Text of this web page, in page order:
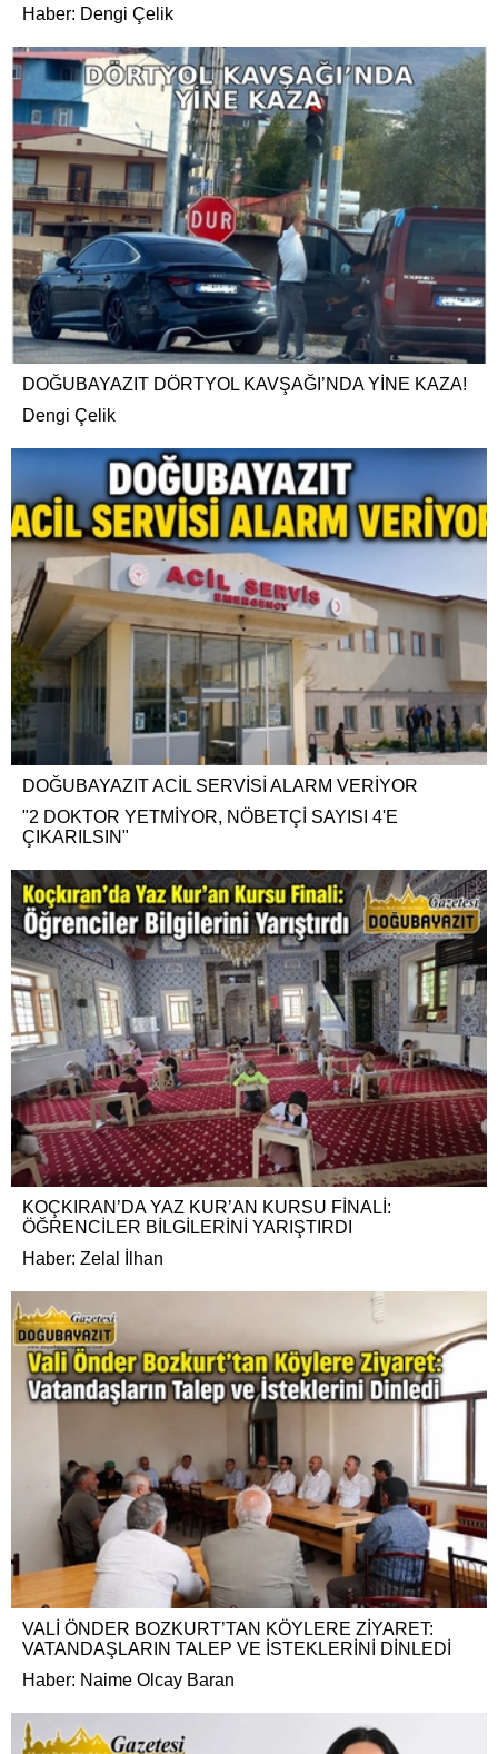
Haber: Dengi Çelik
DOĞUBAYAZIT DÖRTYOL KAVŞAĞI’NDA YİNE KAZA!
Dengi Çelik
DOĞUBAYAZIT ACİL SERVİSİ ALARM VERİYOR
"2 DOKTOR YETMİYOR, NÖBETÇİ SAYISI 4'E
ÇIKARILSIN"
KOÇKIRAN’DA YAZ KUR’AN KURSU FİNALİ:
ÖĞRENCİLER BİLGİLERİNİ YARIŞTIRDI
Haber: Zelal İlhan
VALİ ÖNDER BOZKURT’TAN KÖYLERE ZİYARET:
VATANDAŞLARIN TALEP VE İSTEKLERİNİ DİNLEDİ
Haber: Naime Olcay Baran